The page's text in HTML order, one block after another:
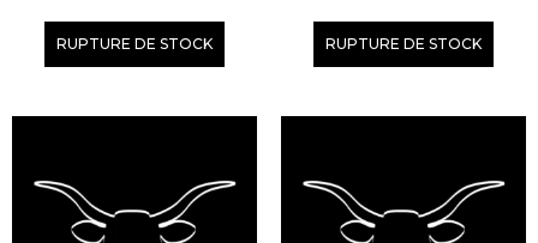
RUPTURE DE STOCK RUPTURE DE STOCK